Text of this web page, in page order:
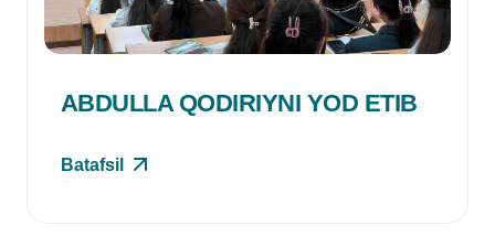
ABDULLA QODIRIYNI YOD ETIB
Batafsil